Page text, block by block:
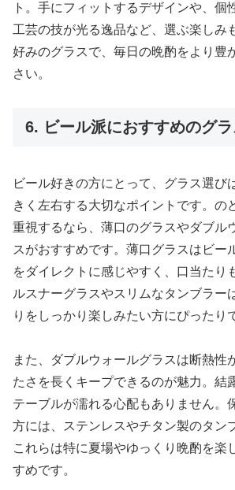
ト。手にフィットするデザインや、個
工芸の技が光る逸品など、選ぶ楽しみ
好みのグラスで、毎日の晩酌をより豊
さい。
6. ビール派におすすめのグラ
ビール好きの方にとって、グラス選び
きく左右する大切なポイントです。の
重視するなら、薄口のグラスやダブル
スがおすすめです。薄口グラスはビー
をダイレクトに感じやすく、口当たり
ルスナーグラスやスリムなタンブラー
りをしっかり楽しみたい方にぴったり
また、ダブルウォールグラスは断熱性
たさを長くキープできるのが魅力。結
テーブルが濡れる心配もありません。
方には、ステンレスやチタン製のタン
これらは特に夏場やゆっくり晩酌を楽
すめです。